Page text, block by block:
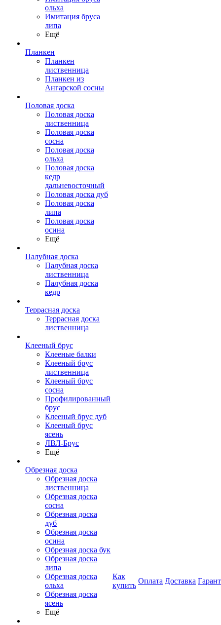
ольха
Имитация бруса
липа
Ещё
Планкен
Планкен
лиственница
Планкен из
Ангарской сосны
Половая доска
Половая доска
лиственница
Половая доска
сосна
Половая доска
ольха
Половая доска
кедр
дальневосточный
Половая доска дуб
Половая доска
липа
Половая доска
осина
Ещё
Палубная доска
Палубная доска
лиственница
Палубная доска
кедр
Террасная доска
Террасная доска
лиственница
Клееный брус
Клееные балки
Клееный брус
лиственница
Клееный брус
сосна
Профилированный
брус
Клееный брус дуб
Клееный брус
ясень
ЛВЛ-Брус
Ещё
Обрезная доска
Обрезная доска
лиственница
Обрезная доска
сосна
Обрезная доска
дуб
Обрезная доска
осина
Обрезная доска бук
Обрезная доска
липа
Обрезная доска
ольха
Обрезная доска
ясень
Ещё
Как
купить
Оплата Доставка